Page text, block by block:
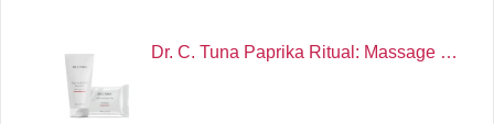
Dr. C. Tuna Paprika Ritual: Massage …